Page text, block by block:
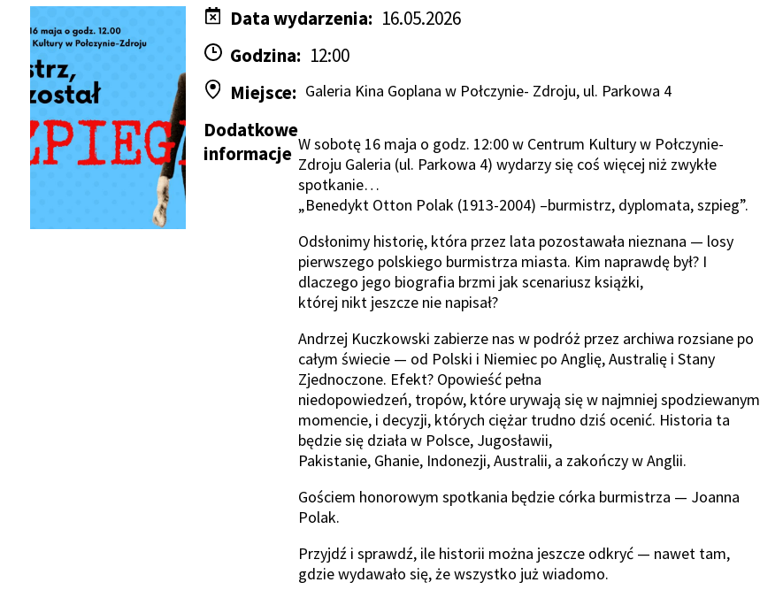
Data wydarzenia
16.05.2026
Godzina
12:00
Miejsce
Galeria Kina Goplana w Połczynie- Zdroju, ul. Parkowa 4
Dodatkowe
informacje W sobotę 16 maja o godz. 12:00 w Centrum Kultury w Połczynie-
Zdroju Galeria (ul. Parkowa 4) wydarzy się coś więcej niż zwykłe
spotkanie…
„Benedykt Otton Polak (1913-2004) –burmistrz, dyplomata, szpieg”.
Odsłonimy historię, która przez lata pozostawała nieznana — losy
pierwszego polskiego burmistrza miasta. Kim naprawdę był? I
dlaczego jego biografia brzmi jak scenariusz książki,
której nikt jeszcze nie napisał?
Andrzej Kuczkowski zabierze nas w podróż przez archiwa rozsiane po
całym świecie — od Polski i Niemiec po Anglię, Australię i Stany
Zjednoczone. Efekt? Opowieść pełna
niedopowiedzeń, tropów, które urywają się w najmniej spodziewanym
momencie, i decyzji, których ciężar trudno dziś ocenić. Historia ta
będzie się działa w Polsce, Jugosławii,
Pakistanie, Ghanie, Indonezji, Australii, a zakończy w Anglii.
Gościem honorowym spotkania będzie córka burmistrza — Joanna
Polak.
Przyjdź i sprawdź, ile historii można jeszcze odkryć — nawet tam,
gdzie wydawało się, że wszystko już wiadomo.